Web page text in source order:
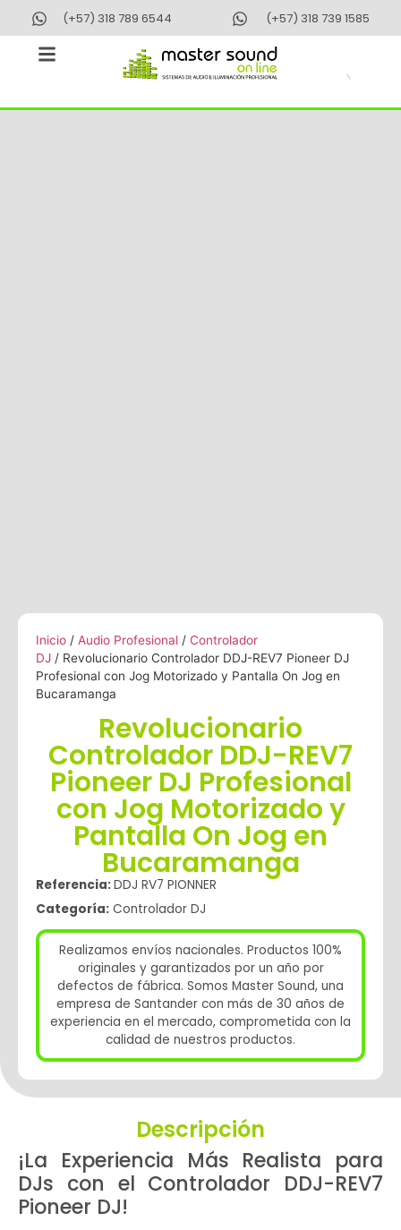
contenido
(+57) 318 789 6544 (+57) 318 739 1585
Inicio / Audio Profesional / Controlador
DJ / Revolucionario Controlador DDJ-REV7 Pioneer DJ
Profesional con Jog Motorizado y Pantalla On Jog en
Bucaramanga
Revolucionario
Controlador DDJ-REV7
Pioneer DJ Profesional
con Jog Motorizado y
Pantalla On Jog en
Bucaramanga
Referencia:DDJ RV7 PIONNER
Categoría: Controlador DJ
Realizamos envíos nacionales. Productos 100%
originales y garantizados por un año por
defectos de fábrica. Somos Master Sound, una
empresa de Santander con más de 30 años de
experiencia en el mercado, comprometida con la
calidad de nuestros productos.
Descripción
¡La Experiencia Más Realista para
DJs con el Controlador DDJ-REV7
Pioneer DJ!